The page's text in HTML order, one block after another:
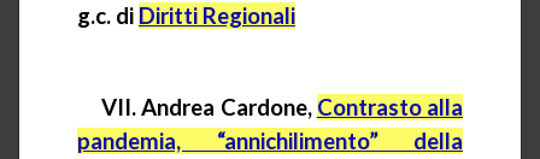
g.c. di Diritti Regionali
VII.Andrea Cardone, Contrasto alla
pandemia, “annichilimento” della